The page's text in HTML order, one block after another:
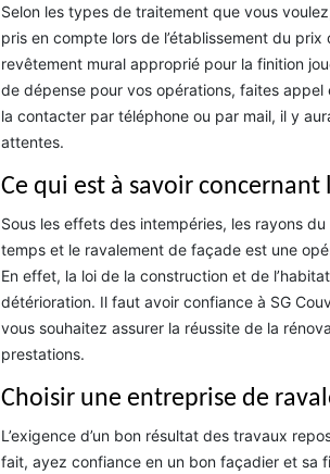
Selon les types de traitement que vous
pris en compte lors de l’établissement du
revêtement mural approprié pour la finition
de dépense pour vos opérations, faites appel
la contacter par téléphone ou par mail, il y
attentes.
Ce qui est à savoir
Sous les effets des intempéries, les rayons
temps et le ravalement de façade est une
En effet, la loi de la construction et de
détérioration. Il faut avoir confiance à SG
vous souhaitez assurer la réussite de la
prestations.
Choisir une entreprise de
L’exigence d’un bon résultat des travaux
fait, ayez confiance en un bon façadier et sa